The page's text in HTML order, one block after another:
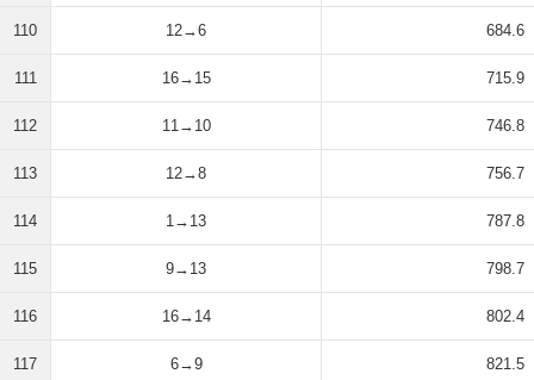
110 12→6 684.6
111 16→15 715.9
112 11→10 746.8
113 12→8 756.7
114 1→13 787.8
115 9→13 798.7
116 16→14 802.4
117 6→9 821.5